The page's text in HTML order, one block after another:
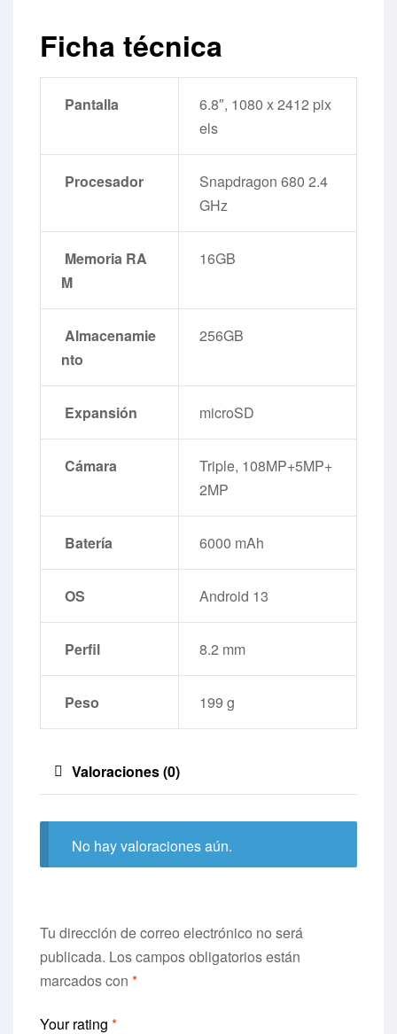
Ficha técnica
Pantalla
6.8″, 1080 x 2412 pix
els
Procesador
Snapdragon 680 2.4
GHz
Memoria RA
M
16GB
Almacenamie
nto
256GB
Expansión microSD
Cámara
Triple, 108MP+5MP+
2MP
Batería 6000 mAh
OS Android 13
Perfil 8.2 mm
Peso 199 g
Valoraciones (0)
No hay valoraciones aún.
Tu dirección de correo electrónico no será
publicada. Los campos obligatorios están
marcados con *
Your rating *